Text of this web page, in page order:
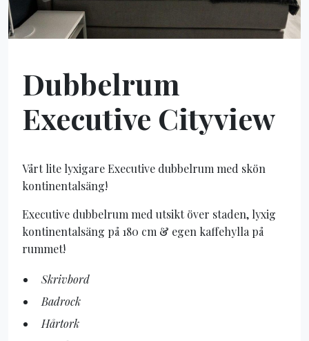
Dubbelrum
Executive Cityview
Vårt lite lyxigare Executive dubbelrum med skön
kontinentalsäng!
Executive dubbelrum med utsikt över staden, lyxig
kontinentalsäng på 180 cm & egen kaffehylla på
rummet!
Skrivbord
Badrock
Hårtork